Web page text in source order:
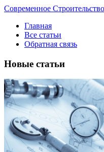
Современное Строительство
Главная
Все статьи
Обратная связь
Новые статьи